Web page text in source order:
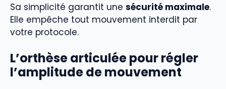
Sa simplicité garantit une sécurité maximale.
Elle empêche tout mouvement interdit par
votre protocole.
L’orthèse articulée pour régler
l’amplitude de mouvement